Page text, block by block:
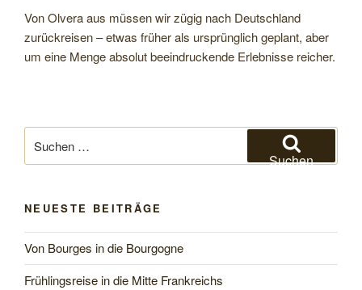
Von Olvera aus müssen wir zügig nach Deutschland
zurückreisen – etwas früher als ursprünglich geplant, aber
um eine Menge absolut beeindruckende Erlebnisse reicher.
nach:
Suchen
NEUESTE BEITRÄGE
Von Bourges in die Bourgogne
Frühlingsreise in die Mitte Frankreichs